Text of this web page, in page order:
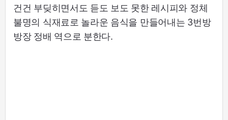
건건 부딪히면서도 듣도 보도 못한 레시피와 정체
불명의 식재료로 놀라운 음식을 만들어내는 3번방
방장 정배 역으로 분한다.